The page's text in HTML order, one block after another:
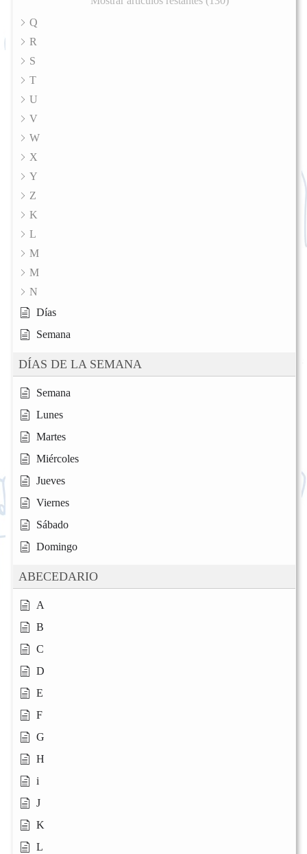
Q
R
S
T
U
V
W
X
Y
Z
K
L
M
M
N
Días
Semana
DÍAS DE LA SEMANA
Semana
Lunes
Martes
Miércoles
Jueves
Viernes
Sábado
Domingo
ABECEDARIO
A
B
C
D
E
F
G
H
i
J
K
L